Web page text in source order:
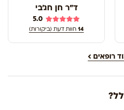
ד"ר חן חג'בי
5.0
14 חוות דעת (ביקורות)
רופאים